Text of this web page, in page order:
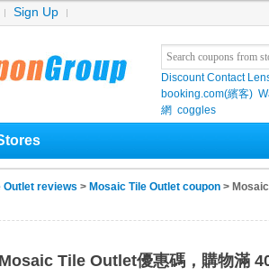
Sign Up
Discount Contact
booking.com(繽客)
網 coggles
Outlet reviews > Mosaic Tile Outlet coupon >
Mosaic Tile Outlet優惠碼，購物滿